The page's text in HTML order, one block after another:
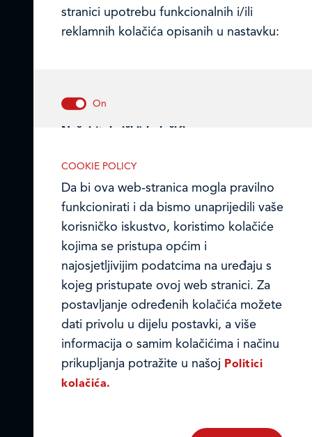
Ulica Julija Knifera 10
Matični broj (MB): 4938763
Ledo u inozemstvu
Online formular
Obavijest o Privatnosti i Kolačići
Privacy notice and Cookies
© LEDO plus d.o.o. 2026.
COOKIE POLICY
Da bi ova web-stranica mogla pravilno
funkcionirati i da bismo unaprijedili vaše
korisničko iskustvo, koristimo kolačiće
kojima se pristupa općim i
najosjetljivijim podatcima na uređaju s
kojeg pristupate ovoj web stranici. Za
postavljanje određenih kolačića možete
dati privolu u dijelu postavki, a više
informacija o samim kolačićima i načinu
prikupljanja potražite u našoj Politici
kolačića.
stranici upotrebu funkcionalnih i/ili
reklamnih kolačića opisanih u nastavku:
stranica ne može pravilno funkcionirati,
a isključiti ih možete mijenjanjem
postavki u svome web-pregledniku.
Analitički kolačići
Analitički kolačići pomažu nam
unaprijediti web-stranicu prikupljanjem i
analizom podataka o njeziinu korištenju.